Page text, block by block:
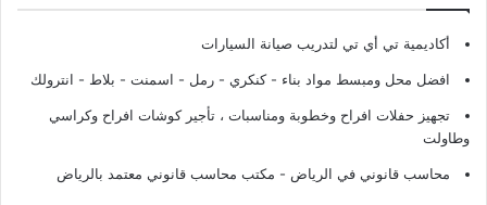
أكاديمية تي أي تي لتدريب صيانة السيارات
افضل محل ومبسط مواد بناء - كنكري - رمل - اسمنت - بلاط - انترولك
تجهيز حفلات افراح وخطوبة ومناسبات ، تأجير كوشات افراح وكراسي
وطاولت
محاسب قانوني في الرياض - مكتب محاسب قانوني معتمد بالرياض